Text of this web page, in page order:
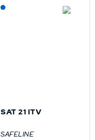
Lagerført: NEK Kabel
SAT 21 ITV
SAFELINE